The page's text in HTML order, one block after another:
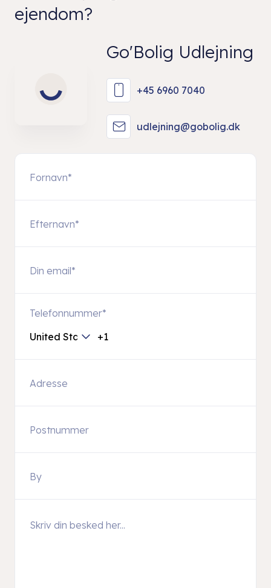
ejendom?
Go'Bolig Udlejning
+45 6960 7040
udlejning@gobolig.dk
Telefonnummer*